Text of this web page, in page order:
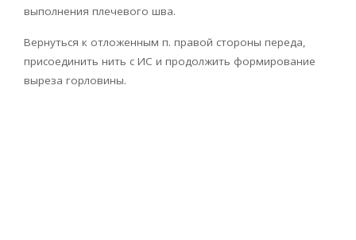
выполнения плечевого шва.
Вернуться к отложенным п. правой стороны переда,
присоединить нить с ИС и продолжить формирование
выреза горловины.